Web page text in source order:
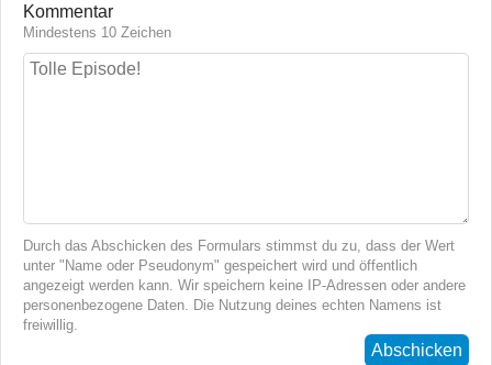
Kommentar
Mindestens 10 Zeichen
Durch das Abschicken des Formulars stimmst du zu, dass der Wert
unter "Name oder Pseudonym" gespeichert wird und öffentlich
angezeigt werden kann. Wir speichern keine IP-Adressen oder andere
personenbezogene Daten. Die Nutzung deines echten Namens ist
freiwillig.
Abschicken